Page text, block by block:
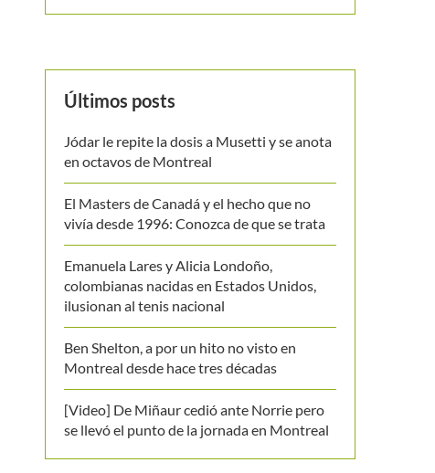
Últimos posts
Jódar le repite la dosis a Musetti y se anota
en octavos de Montreal
El Masters de Canadá y el hecho que no
vivía desde 1996: Conozca de que se trata
Emanuela Lares y Alicia Londoño,
colombianas nacidas en Estados Unidos,
ilusionan al tenis nacional
Ben Shelton, a por un hito no visto en
Montreal desde hace tres décadas
[Video] De Miñaur cedió ante Norrie pero
se llevó el punto de la jornada en Montreal